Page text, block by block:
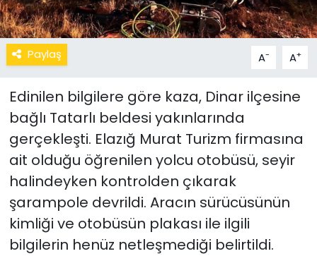
Paylaş A- A+
Edinilen bilgilere göre kaza, Dinar ilçesine
bağlı Tatarlı beldesi yakınlarında
gerçekleşti. Elazığ Murat Turizm firmasına
ait olduğu öğrenilen yolcu otobüsü, seyir
halindeyken kontrolden çıkarak
şarampole devrildi. Aracın sürücüsünün
kimliği ve otobüsün plakası ile ilgili
bilgilerin henüz netleşmediği belirtildi.